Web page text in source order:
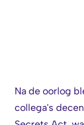
Na de oorlog
collega's